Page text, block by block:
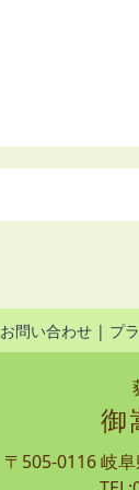
お問い合わせ プ
御
〒505-0116 岐